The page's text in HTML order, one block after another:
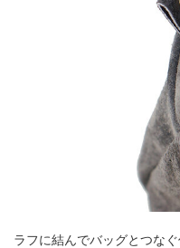
ラフに結んでバッグとつな